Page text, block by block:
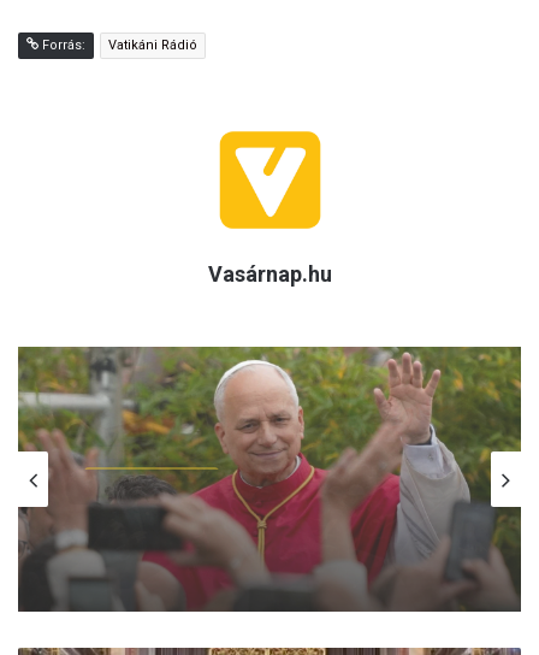
Forrás: Vatikáni Rádió
Vasárnap.hu
Vatikáni Figyelő
2026.08.06.
XIV. Leó pápa hamarosan Dél-Amerikába
utazik